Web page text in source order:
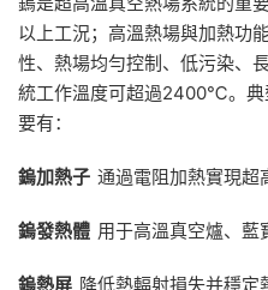
以上工況；高溫熱場與加熱功
性、熱場均勻控制、低污染、
統工作溫度可超過2400℃。典
要有：
鎢加熱子 通過電阻加熱實現超
鎢發熱體 用于高溫真空爐、藍
鎢熱屏 降低熱輻射損失并穩定